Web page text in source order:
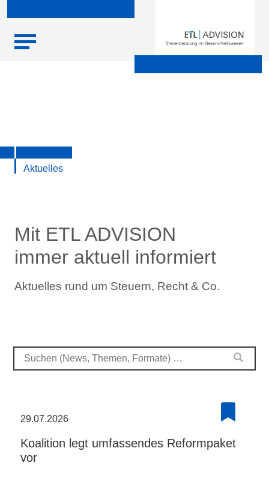
Skip
content
Finanzen
Aktuelles
Mit ETL ADVISION
immer aktuell informiert
Aktuelles rund um Steuern, Recht & Co.
29.07.2026
Koalition legt umfassendes Reformpaket
vor